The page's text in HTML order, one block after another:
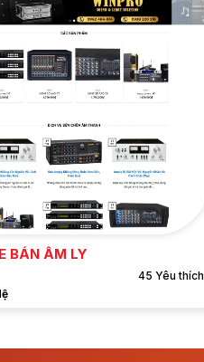
ĐẶT MẪU
BÁN ÂM LY
45 Yêu thích